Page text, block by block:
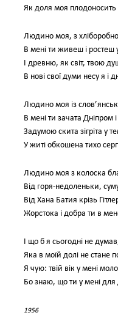
Як доля моя плодоносить
Людино моя, з
В мені ти живеш і ростеш
І древню, як світ, твою
В нові свої думи несу я і
Людино моя із
В мені ти зачата Дніпром
Задумою скита зігріта у
У житі обкошена тихо
Людино моя з колоска
Від горя-недоленьки,
Від Хана Батия крізь
Жорстока і добра ти в
І що б я сьогодні не
Яка в моїй долі не стане
Я чую: твій вік у мені
Бо знаю, що ти у мені для
1956